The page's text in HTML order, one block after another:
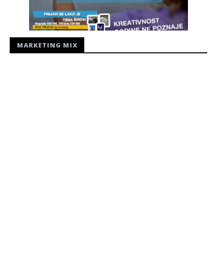
MARKETING MIX